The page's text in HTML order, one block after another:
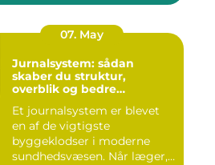
07. May
Jurnalsystem: sådan
skaber du struktur,
overblik og bedre
Et journalsystem er blevet
en af de vigtigste
byggeklodser i moderne
sundhedsvæsen. Når læger,